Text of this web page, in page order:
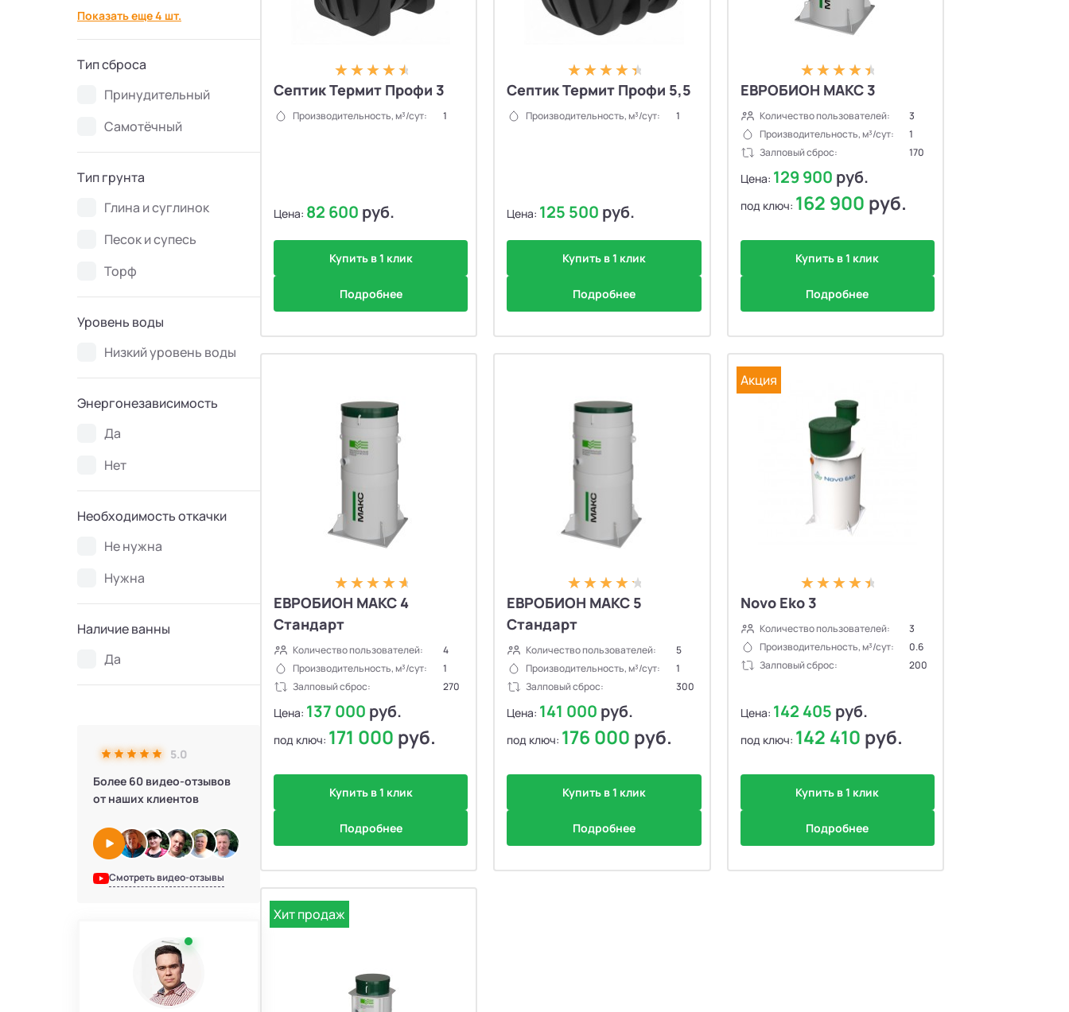
Септики Топас-С 34
Септики БиоДека
Септики Генезис
Показать еще 4 шт.
Тип сброса
Принудительный
Самотёчный
Тип грунта
Глина и суглинок
Песок и супесь
Торф
Уровень воды
Низкий уровень воды
Энергонезависимость
Да
Нет
Необходимость откачки
Не нужна
Нужна
Наличие ванны
Да
5.0
Более 60 видео-отзывов
от наших клиентов
Смотреть видео-отзывы
Септик Термит Профи 3
Производительность, м³/сут: 1
Цена: 82 600 руб.
Купить в 1 клик
Подробнее
Септик Термит Профи 5,5
Производительность, м³/сут: 1
Цена: 125 500 руб.
Купить в 1 клик
Подробнее
ЕВРОБИОН МАКС 3
Количество пользователей:
3
Производительность, м³/сут:
1
Залповый сброс:
170
Цена: 129 900 руб.
под ключ: 162 900 руб.
Купить в 1 клик
Подробнее
ЕВРОБИОН МАКС 4
Стандарт
Количество пользователей:
4
Производительность, м³/сут:
1
Залповый сброс:
270
Цена: 137 000 руб.
под ключ: 171 000 руб.
Купить в 1 клик
Подробнее
ЕВРОБИОН МАКС 5
Стандарт
Количество пользователей:
5
Производительность, м³/сут:
1
Залповый сброс:
300
Цена: 141 000 руб.
под ключ: 176 000 руб.
Купить в 1 клик
Подробнее
Акция
Novo Eko 3
Количество пользователей:
3
Производительность, м³/сут:
0.6
Залповый сброс:
200
Цена: 142 405 руб.
под ключ: 142 410 руб.
Купить в 1 клик
Подробнее
Хит продаж